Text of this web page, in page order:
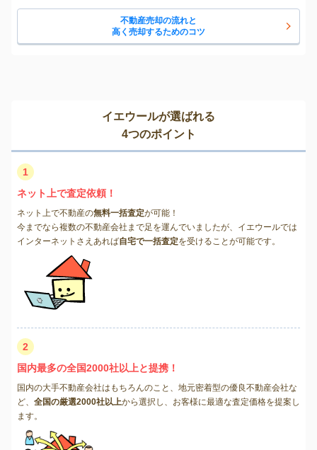
不動産売却の流れと
高く売却するためのコツ
イエウールが選ばれる
4つのポイント
1
ネット上で査定依頼！
ネット上で不動産の無料一括査定が可能！
今までなら複数の不動産会社まで足を運んでいましたが、イエウールでは
インターネットさえあれば自宅で一括査定を受けることが可能です。
2
国内最多の全国2000社以上と提携！
国内の大手不動産会社はもちろんのこと、地元密着型の優良不動産会社な
ど、 全国の厳選2000社以上から選択し、お客様に最適な査定価格を提案し
ます。